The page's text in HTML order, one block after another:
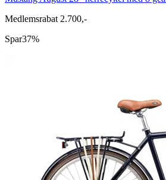
Medlemsrabat 2.700,-
Spar37%